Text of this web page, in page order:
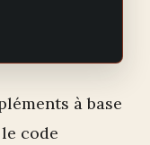
à base
code